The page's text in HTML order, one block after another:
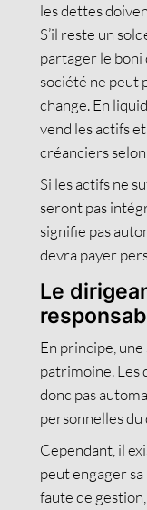
les dettes
S’il reste un
partager le boni
société ne peut
change. En
vend les actifs
créanciers
Si les actifs ne
seront pas
signifie pas
devra payer
Le
En principe,
patrimoine. Les
donc pas
personnelles du
Cependant, il
peut engager sa
faute de